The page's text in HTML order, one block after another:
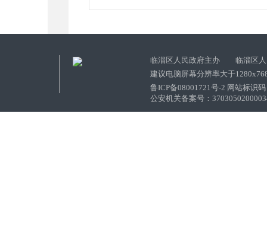
临淄区人民政府主办 临淄区人
建议电脑屏幕分辨率大于
鲁ICP备08001721号-2 网站标识
公安机关备案号：